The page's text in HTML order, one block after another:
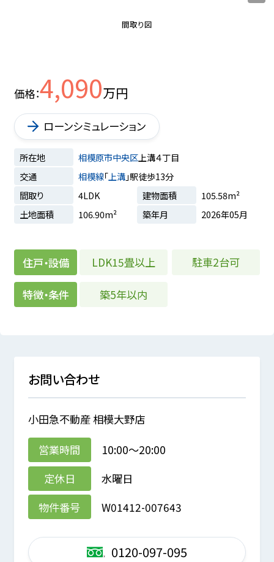
間取り図
価格 4,090万円
ローンシミュレーション
所在地 相模原市中央区上溝４丁目
交通
相模線「上溝」駅徒歩13分
間取り
4LDK 建物面積
105.58m²
土地面積
106.90m² 築年月 2026年05月
住戸・設備 LDK15畳以上 駐車2台可
特徴・条件 築5年以内
お問い合わせ
小田急不動産 相模大野店
営業時間
10:00～20:00
定休日
水曜日
物件番号
W01412-007643
0120-097-095